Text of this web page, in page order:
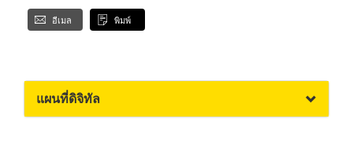
อีเมล พิมพ์
แผนที่ดิจิทัล